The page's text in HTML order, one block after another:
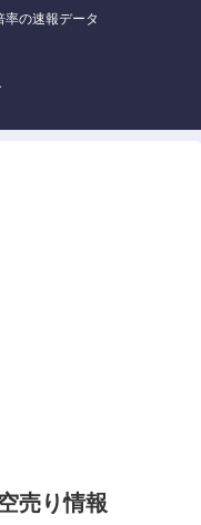
の速報データ
売り情報